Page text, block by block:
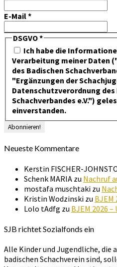
E-Mail*
DSGVO*
Ich habe die
Verarbeitung meiner Daten
des Badischen
"Ergänzungen der
Datenschutzverordnung des
Schachverbandes e.V.")
einverstanden.
Neueste Kommentare
Kerstin FISCHER-
Schenk MARIA zu Nachruf
mostafa muschtaki zu
Kristin Wodzinski zu BJEM
Lolo tAdfg zu BJEM 2026 –
SJB richtet Sozialfonds ein
Alle Kinder und Jugendliche, die
badischen Schachverein sind,